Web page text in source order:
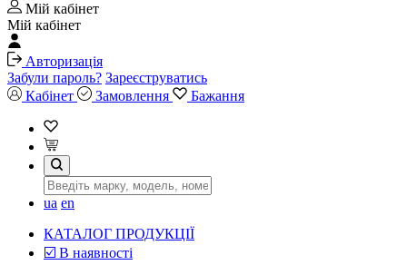
Мій кабінет
Мій кабінет
Авторизація
Забули пароль? Зареєструватись
Кабінет
Замовлення Бажання
ua en
КАТАЛОГ ПРОДУКЦІЇ
☑️ В наявності